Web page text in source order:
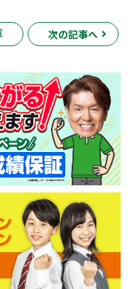
次の記事へ